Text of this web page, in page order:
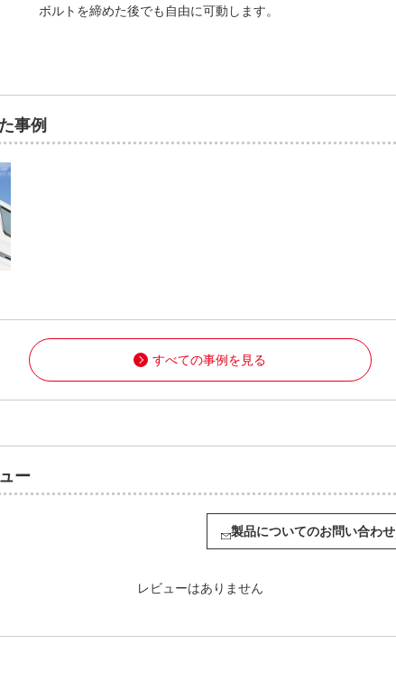
ボルトを締めた後でも自由に可動します。
事例
すべての事例を見る
ー
製品についてのお問い合わせ
レビューはありません